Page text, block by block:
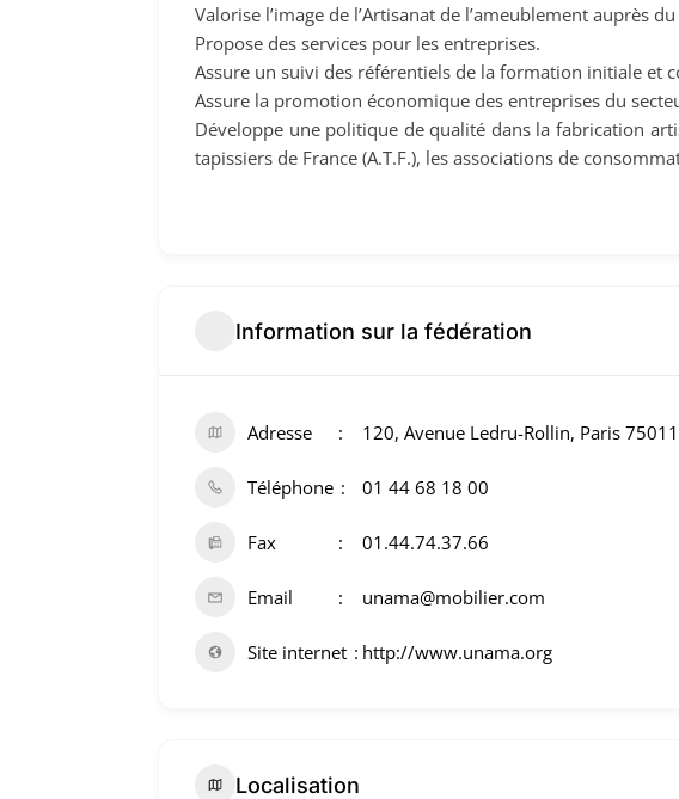
Valorise l’image de l’Artisanat de l’ameublement auprès
Propose des services pour les entreprises.
Assure un suivi des référentiels de la formation initiale et
Assure la promotion économique des entreprises du
Développe une politique de qualité dans la fabrication
tapissiers de France (A.T.F.), les associations de
Information sur la fédération
Adresse 120, Avenue Ledru-Rollin, Paris
Téléphone 01 44 68 18 00
Fax 01.44.74.37.66
Email unama@mobilier.com
Site internet http://www.unama.org
Localisation